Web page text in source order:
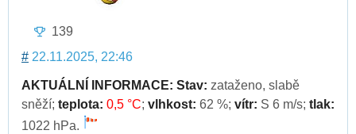
139
# 22.11.2025, 22:46
AKTUÁLNÍ INFORMACE: Stav: zataženo, slabě
sněží; teplota: 0,5 °C; vlhkost: 62 %; vítr: S 6 m/s; tlak:
1022 hPa.